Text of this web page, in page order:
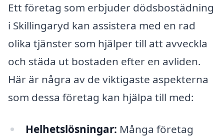
Ett företag som erbjuder dödsbostädning
i Skillingaryd kan assistera med en rad
olika tjänster som hjälper till att avveckla
och städa ut bostaden efter en avliden.
Här är några av de viktigaste aspekterna
som dessa företag kan hjälpa till med:
Helhetslösningar: Många företag